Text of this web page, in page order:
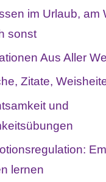
im Urlaub, am
sonst
Aus Aller
Zitate,
und
lernen